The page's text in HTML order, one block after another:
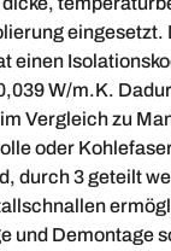
eingesetzt.
einen
W/m.K.
Vergleich zu
oder
durch 3 geteilt
und Demontage